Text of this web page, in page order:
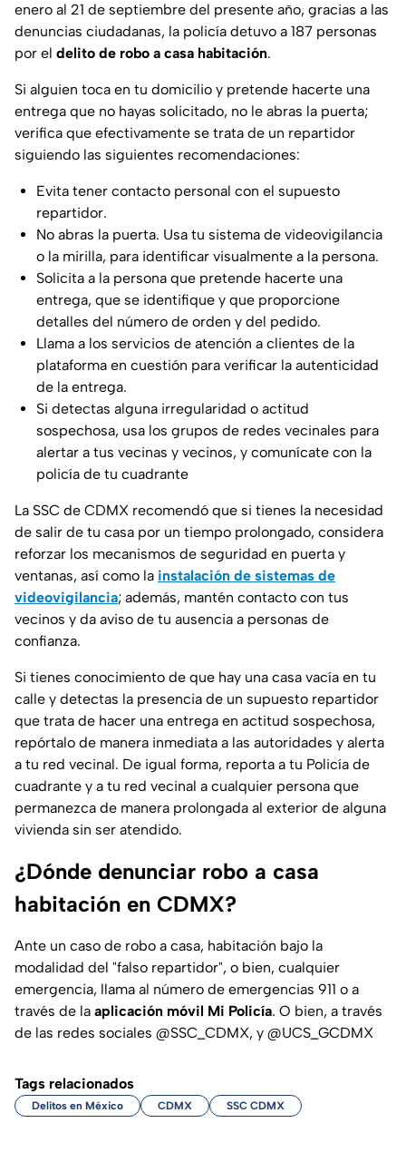
enero al 21 de septiembre del presente año, gracias a las
denuncias ciudadanas, la policía detuvo a 187 personas
por el delito de robo a casa habitación.
Si alguien toca en tu domicilio y pretende hacerte una
entrega que no hayas solicitado, no le abras la puerta;
verifica que efectivamente se trata de un repartidor
siguiendo las siguientes recomendaciones:
Evita tener contacto personal con el supuesto
repartidor.
No abras la puerta. Usa tu sistema de videovigilancia
o la mirilla, para identificar visualmente a la persona.
Solicita a la persona que pretende hacerte una
entrega, que se identifique y que proporcione
detalles del número de orden y del pedido.
⁠Llama a los servicios de atención a clientes de la
plataforma en cuestión para verificar la autenticidad
de la entrega.
Si detectas alguna irregularidad o actitud
sospechosa, usa los grupos de redes vecinales para
alertar a tus vecinas y vecinos, y comunícate con la
policía de tu cuadrante
La SSC de CDMX recomendó que si tienes la necesidad
de salir de tu casa por un tiempo prolongado, considera
reforzar los mecanismos de seguridad en puerta y
ventanas, así como la instalación de sistemas de
videovigilancia; además, mantén contacto con tus
vecinos y da aviso de tu ausencia a personas de
confianza.
Si tienes conocimiento de que hay una casa vacía en tu
calle y detectas la presencia de un supuesto repartidor
que trata de hacer una entrega en actitud sospechosa,
repórtalo de manera inmediata a las autoridades y alerta
a tu red vecinal. De igual forma, reporta a tu Policía de
cuadrante y a tu red vecinal a cualquier persona que
permanezca de manera prolongada al exterior de alguna
vivienda sin ser atendido.
¿Dónde denunciar robo a casa
habitación en CDMX?
Ante un caso de robo a casa, habitación bajo la
modalidad del "falso repartidor", o bien, cualquier
emergencia, llama al número de emergencias 911 o a
través de la aplicación móvil Mi Policía. O bien, a través
de las redes sociales @SSC_CDMX, y @UCS_GCDMX
Tags relacionados
Delitos en México CDMX SSC CDMX